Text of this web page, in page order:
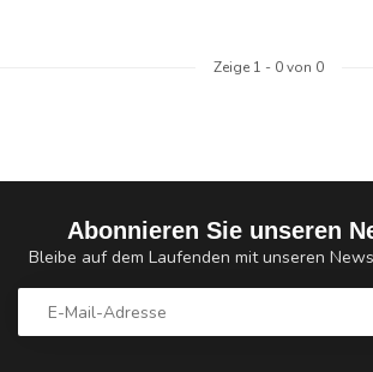
Zeige 1 - 0von 0
Abonnieren Sie unseren
Bleibe auf dem Laufenden mit unseren